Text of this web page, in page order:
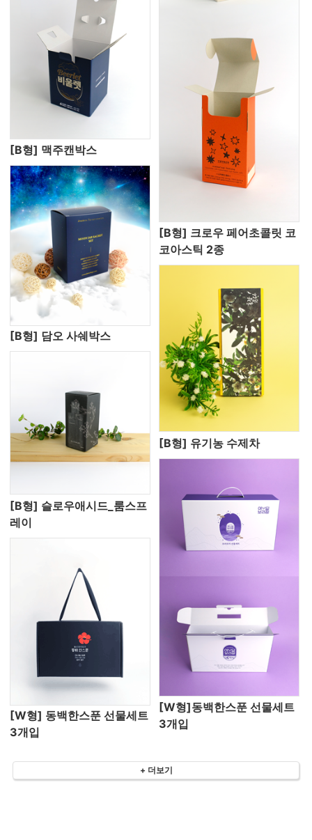
[B형] 맥주캔박스
[B형] 담오 사쉐박스
[B형] 크로우 페어초콜릿 코
코아스틱 2종
[B형] 슬로우애시드_룸스프
레이
[B형] 유기농 수제차
[W형] 동백한스푼 선물세트
3개입
[W형]동백한스푼 선물세트
3개입
+ 더보기